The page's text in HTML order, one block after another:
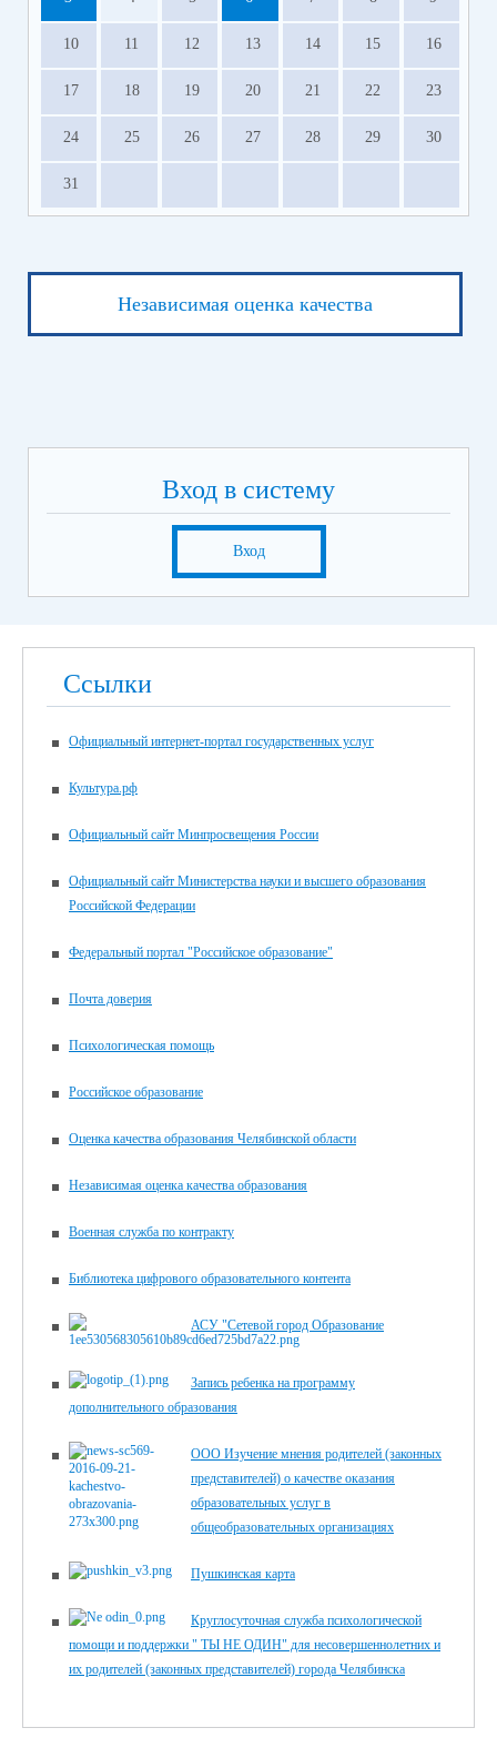
10 11 12 13 14 15 16
17 18 19 20 21 22 23
24 25 26 27 28 29 30
31
Независимая оценка качества
Вход в систему
Вход
Ссылки
Официальный интернет-портал государственных услуг
Культура.рф
Официальный сайт Минпросвещения России
Официальный сайт Министерства науки и высшего образования
Российской Федерации
Федеральный портал "Российское образование"
Почта доверия
Психологическая помощь
Российское образование
Оценка качества образования Челябинской области
Независимая оценка качества образования
Военная служба по контракту
Библиотека цифрового образова­тельного контента
АСУ "Сетевой город Образование
Запись ребенка на программу
дополнительного образования
ООО Изучение мнения родителей (законных
представителей) о качестве оказания
образовательных услуг в
общеобразовательных организациях
Пушкинская карта
Круглосуточная служба психологической
помощи и поддержки " ТЫ НЕ ОДИН" для несовершеннолетних и
их родителей (законных представителей) города Челябинска